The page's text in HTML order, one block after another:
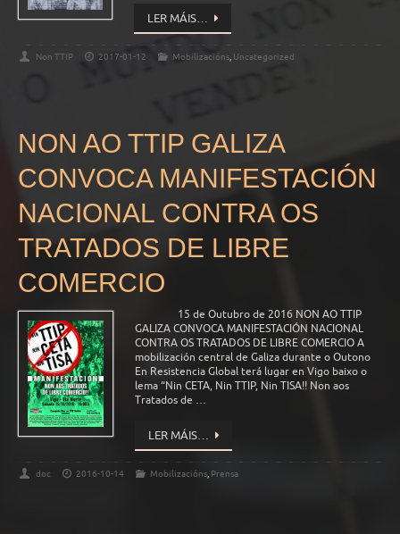
LER MÁIS…
Non TTIP 2017-01-12 Mobilizacións, Uncategorized
NON AO TTIP GALIZA
CONVOCA MANIFESTACIÓN
NACIONAL CONTRA OS
TRATADOS DE LIBRE
COMERCIO
15 de Outubro de 2016 NON AO TTIP
GALIZA CONVOCA MANIFESTACIÓN NACIONAL
CONTRA OS TRATADOS DE LIBRE COMERCIO A
mobilización central de Galiza durante o Outono
En Resistencia Global terá lugar en Vigo baixo o
lema “Nin CETA, Nin TTIP, Nin TISA!! Non aos
Tratados de …
LER MÁIS…
doc 2016-10-14 Mobilizacións, Prensa